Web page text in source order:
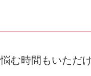
悩む時間もいただ